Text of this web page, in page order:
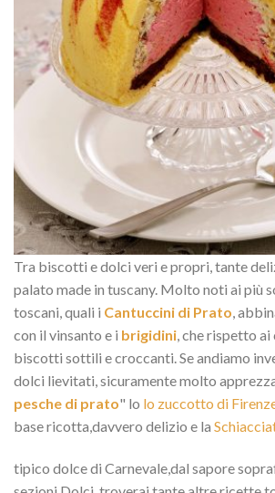
Tra biscotti e dolci veri e propri, tante
palato made in tuscany. Molto noti ai più
toscani, quali i Cantuccini di Prato,
con il vinsanto e i brigidini, che rispetto
biscotti sottili e croccanti. Se andiamo
dolci lievitati, sicuramente molto
pesche di prato" lo lo zuccotto di
base ricotta,davvero delizio e la
tipico dolce di Carnevale,dal sapore